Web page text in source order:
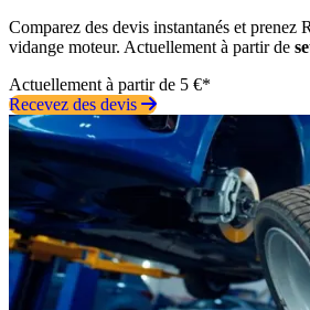
Comparez des devis instantanés et
vidange moteur. Actuellement à partir de
Actuellement à partir de 5 €*
Recevez des devis